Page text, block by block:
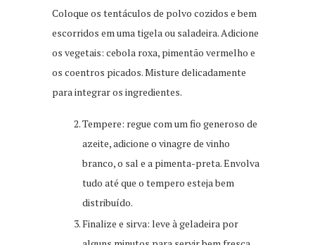
Coloque os tentáculos de polvo cozidos e bem
escorridos em uma tigela ou saladeira. Adicione
os vegetais: cebola roxa, pimentão vermelho e
os coentros picados. Misture delicadamente
para integrar os ingredientes.
Tempere: regue com um fio generoso de
azeite, adicione o vinagre de vinho
branco, o sal e a pimenta-preta. Envolva
tudo até que o tempero esteja bem
distribuído.
Finalize e sirva: leve à geladeira por